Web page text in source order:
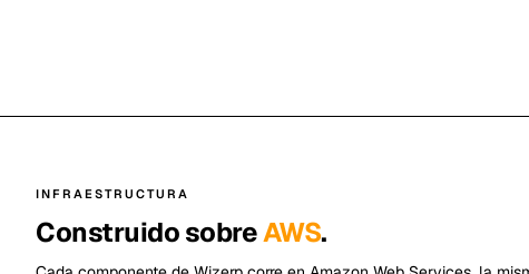
INFRAESTRUCTURA
Construido sobreAWS.